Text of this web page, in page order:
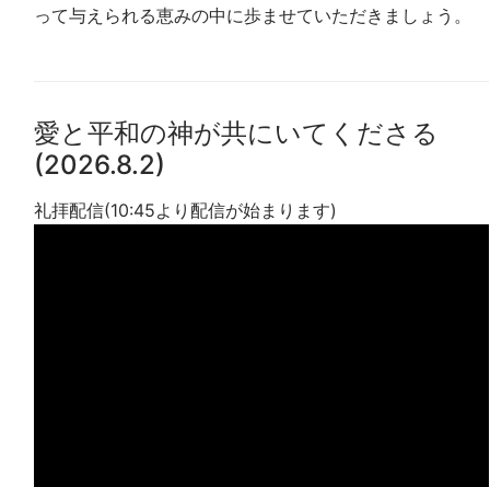
って与えられる恵みの中に歩ませていただきましょう。
愛と平和の神が共にいてくださる
(2026.8.2)
礼拝配信(10:45より配信が始まります)